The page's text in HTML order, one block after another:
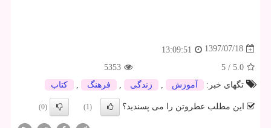
1397/07/18
13:09:51
5.0
/
5
5353
تگهای خبر:
آموزش زندگی فرهنگ كتاب
این مطلب عطروتن را می پسندید؟ (1)
(0)